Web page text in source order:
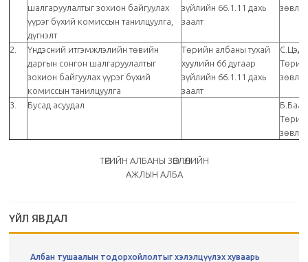
шалгаруулалтыг зохион байгуулах
үүрэг бүхий комиссын танилцуулга,
дүгнэлт
зүйлийн 66.1.11 дахь
заалт
2.
Үндэсний итгэмжлэлийн төвийн
даргын сонгон шалгаруулалтыг
зохион байгуулах үүрэг бүхий
комиссын танилцуулга
Төрийн албаны тухай
хуулийн 66 дугаар
зүйлийн 66.1.11 дахь
заалт
3. Бусад асуудал
ТӨРИЙН АЛБАНЫ ЗӨВЛӨЛИЙН
АЖЛЫН АЛБА
ҮЙЛ ЯВДАЛ
Албан тушаалын тодорхойлолтыг хэлэлцүүлэх хуваарь